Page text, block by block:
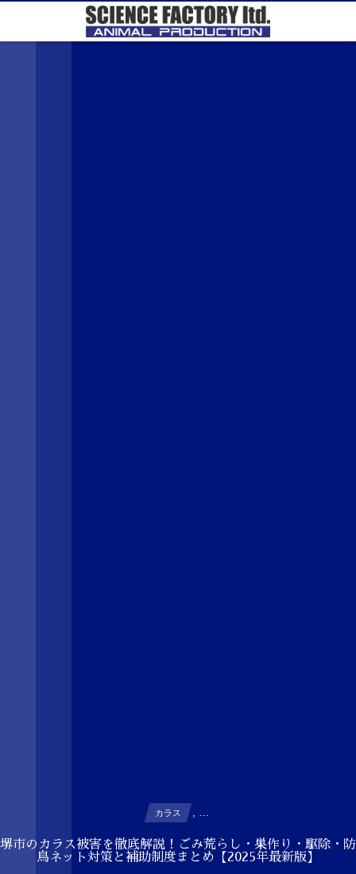
カラス , …
堺市のカラス被害を徹底解説！ごみ荒らし・巣作り・駆除・防
鳥ネット対策と補助制度まとめ【2025年最新版】